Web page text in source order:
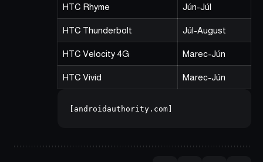
HTC Rhyme Jún-Júl
HTC Thunderbolt Júl-August
HTC Velocity 4G Marec-Jún
HTC Vivid Marec-Jún
[androidauthority.com]